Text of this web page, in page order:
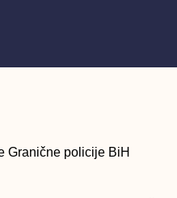
Granične policije BiH